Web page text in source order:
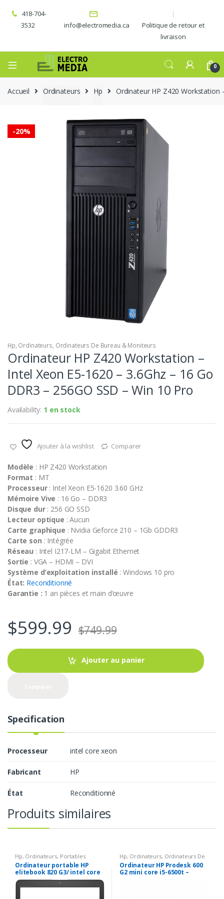
418-704-
3532
info@electromedia.ca
Politique de retour et
livraison
0
Accueil Ordinateurs Hp Ordinateur HP Z420 Workstation
-20%
Hp, Ordinateurs, Ordinateurs De Bureau & Moniteurs
Ordinateur HP Z420 Workstation –
Intel Xeon E5-1620 – 3.6Ghz – 16 Go
DDR3 – 256GO SSD – Win 10 Pro
Availability: 1 en stock
Ajouter à la wishlist Comparer
Modèle : HP Z420 Workstation
Format : MT
Processeur: Intel Xeon E5-1620 3.60 GHz
Mémoire Vive : 16 Go – DDR3
Disque dur : 256 GO SSD
Lecteur optique : Aucun
Carte graphique : Nvidia Geforce 210 – 1Gb GDDR3
Carte son : Intégrée
Réseau : Intel I217-LM – Gigabit Ethernet
Sortie : VGA – HDMI – DVI
Système d’exploitation installé : Windows 10 pro
État: Reconditionné
Garantie : 1 an pièces et main d’œuvre
$599.99 $749.99
Ajouter au panier
Specification
Processeur intel core xeon
Fabricant HP
État Reconditionné
Produits similaires
Hp, Ordinateurs, Portables
Ordinateur portable HP
elitebook 820 G3/ intel core
i5-6300U 2.3 GHZ/ 120 GB SSD
( possibilité de mettre 2
Hp, Ordinateurs, Ordinateurs De
Bureau & Moniteurs
Ordinateur HP Prodesk 600
G2 mini core i5-6500t –